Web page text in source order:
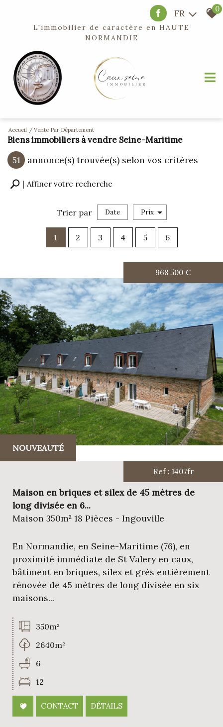
FR 0
L'immobilier de caractère en HAUTE
NORMANDIE
Accueil Vente Par Département
Biens immobiliers à vendre Seine-Maritime
51 annonce(s) trouvée(s) selon vos critères
Affiner votre recherche
5KM 10KM 25KM
Critères supplémentaires
RECHERCHER
+ de critères
Trier par Date Prix
1 2 3 4 5 6
NOUVEAUTÉ
968 500 €
Ref : 1407fr
Maison en briques et silex de 45 mètres de
long divisée en 6...
Maison 350m² 18 Pièces - Ingouville
En Normandie, en Seine-Maritime (76), en
proximité immédiate de St Valery en caux,
bâtiment en briques, silex et grès entièrement
rénovée de 45 mètres de long divisée en six
maisons...
350m²
2640m²
6
12
CONTACT DÉTAILS